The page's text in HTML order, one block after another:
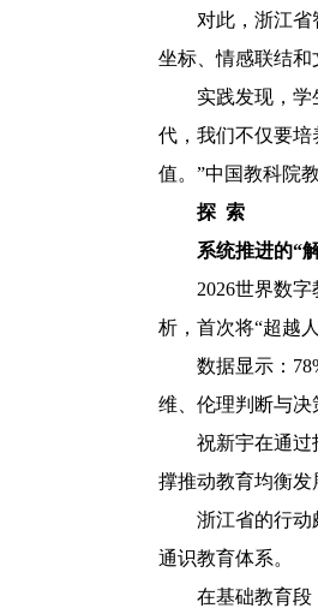
对此，浙江省
坐标、情感联结和
实践发现，
代，我们不仅要培
值。”中国教科院
探 索
系统推进的“
2026世界数
析，首次将“超越
数据显示：
维、伦理判断与决
祝新宇在通过
撑推动教育均衡发
浙江省的行动
通识教育体系。
在基础教育段